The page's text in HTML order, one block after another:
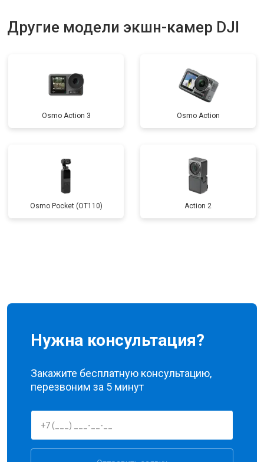
Другие модели экшн-камер DJI
Osmo Action 3 Osmo Action
Osmo Pocket (OT110) Action 2
Нужна консультация?
Закажите бесплатную консультацию,
перезвоним за 5 минут